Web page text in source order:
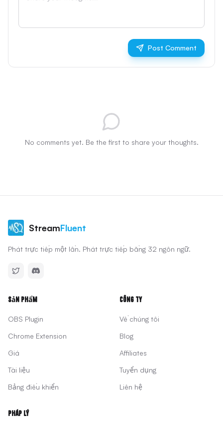
Post Comment
No comments yet. Be the first to share your thoughts.
StreamFluent
Phát trực tiếp một lần. Phát trực tiếp bằng 32 ngôn ngữ.
Sản phẩm
OBS Plugin
Chrome Extension
Giá
Tài liệu
Bảng điều khiển
Công ty
Về chúng tôi
Blog
Affiliates
Tuyển dụng
Liên hệ
Pháp lý